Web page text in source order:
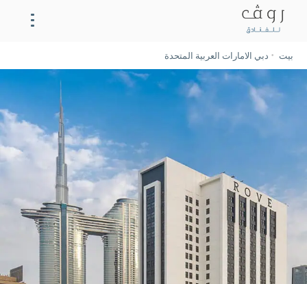
روڤ سيتي ووك
تناول الطعام
Offers
English
Deutsch
Español
Français
Italiano
Русский
بيت دبي الامارات العربية المتحدة